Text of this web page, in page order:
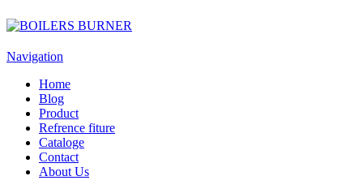
Navigation
Home
Blog
Product
Refrence fiture
Cataloge
Contact
About Us